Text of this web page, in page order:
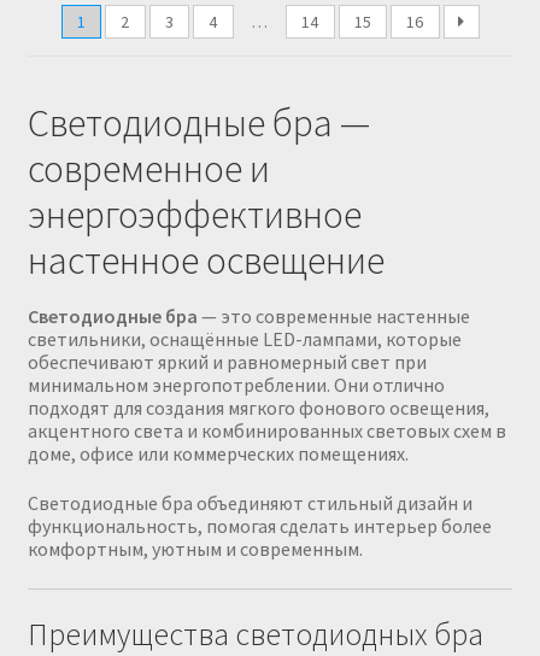
1 2 3 4 … 14 15 16
Светодиодные бра —
современное и
энергоэффективное
настенное освещение
Светодиодные бра — это современные настенные
светильники, оснащённые LED-лампами, которые
обеспечивают яркий и равномерный свет при
минимальном энергопотреблении. Они отлично
подходят для создания мягкого фонового освещения,
акцентного света и комбинированных световых схем в
доме, офисе или коммерческих помещениях.
Светодиодные бра объединяют стильный дизайн и
функциональность, помогая сделать интерьер более
комфортным, уютным и современным.
Преимущества светодиодных бра